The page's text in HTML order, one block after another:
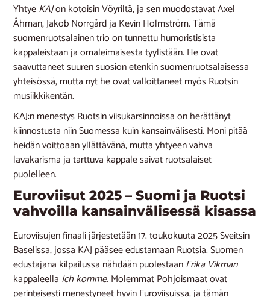
YhtyeKAJon kotoisin Vöyriltä, ja sen muodostavat Axel
Åhman, Jakob Norrgård ja Kevin Holmström. Tämä
suomenruotsalainen trio on tunnettu humoristisista
kappaleistaan ja omaleimaisesta tyylistään. He ovat
saavuttaneet suuren suosion etenkin suomenruotsalaisessa
yhteisössä, mutta nyt he ovat valloittaneet myös Ruotsin
musiikkikentän.
KAJ:n menestys Ruotsin viisukarsinnoissa on herättänyt
kiinnostusta niin Suomessa kuin kansainvälisesti. Moni pitää
heidän voittoaan yllättävänä, mutta yhtyeen vahva
lavakarisma ja tarttuva kappale saivat ruotsalaiset
puolelleen.
Euroviisut 2025 – Suomi ja Ruotsi
vahvoilla kansainvälisessä kisassa
Euroviisujen finaali järjestetään 17. toukokuuta 2025 Sveitsin
Baselissa, jossa KAJ pääsee edustamaan Ruotsia. Suomen
edustajana kilpailussa nähdään puolestaanErika Vikman
kappaleella Ich komme. Molemmat Pohjoismaat ovat
perinteisesti menestyneet hyvin Euroviisuissa, ja tämän